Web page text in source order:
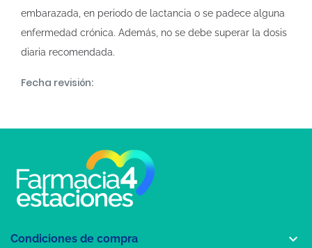
embarazada, en periodo de lactancia o se padece alguna
enfermedad crónica. Además, no se debe superar la dosis
diaria recomendada.
Fecha revisión:
Condiciones de compra 